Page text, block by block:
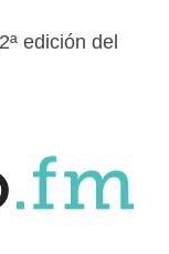
edición del